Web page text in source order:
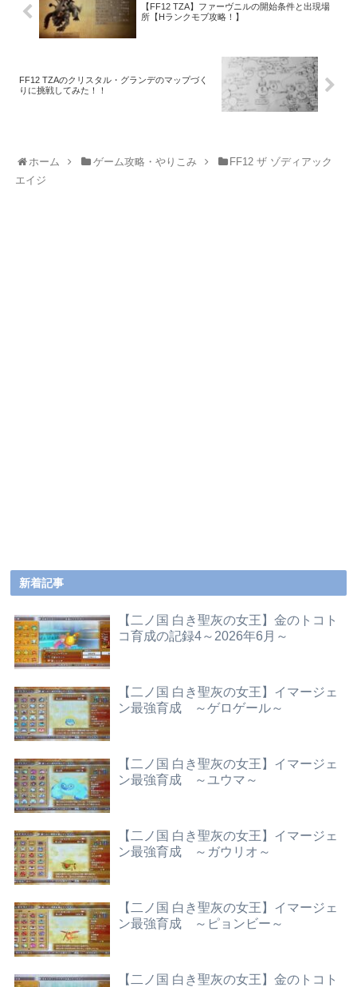
【FF12 TZA】ファーヴニルの開始条件と出現場
所【Hランクモブ攻略！】
FF12 TZAのクリスタル・グランデのマップづく
りに挑戦してみた！！
ホーム ゲーム攻略・やりこみ
FF12 ザ ゾディアック
エイジ
新着記事
【二ノ国 白き聖灰の女王】金のトコト
コ育成の記録4～2026年6月～
【二ノ国 白き聖灰の女王】イマージェ
ン最強育成 ～ゲロゲール～
【二ノ国 白き聖灰の女王】イマージェ
ン最強育成 ～ユウマ～
【二ノ国 白き聖灰の女王】イマージェ
ン最強育成 ～ガウリオ～
【二ノ国 白き聖灰の女王】イマージェ
ン最強育成 ～ピョンビー～
【二ノ国 白き聖灰の女王】金のトコト